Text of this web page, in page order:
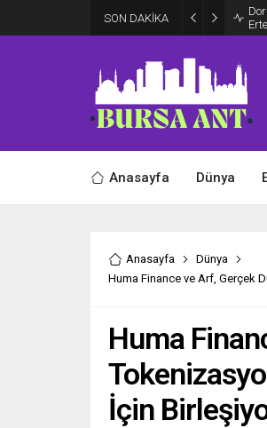
SON DAKİKA
Anasayfa Dünya
Anasayfa
Dünya
Huma Finance ve Arf, Gerçek
Huma
İçin